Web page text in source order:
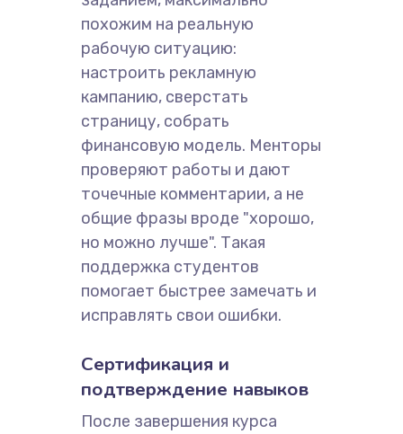
похожим на реальную
рабочую ситуацию:
настроить рекламную
кампанию, сверстать
страницу, собрать
финансовую модель. Менторы
проверяют работы и дают
точечные комментарии, а не
общие фразы вроде "хорошо,
но можно лучше". Такая
поддержка студентов
помогает быстрее замечать и
исправлять свои ошибки.
Сертификация и
подтверждение навыков
После завершения курса